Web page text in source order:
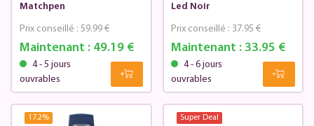
Matchpen
Maintenant :49.19 €
Prix conseillé : 59.99 €
4 - 5 jours
ouvrables
Led Noir
Maintenant : 33.95 €
Prix conseillé : 37.95 €
4 - 6 jours
ouvrables
17.2% Super Deal